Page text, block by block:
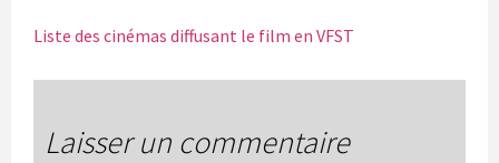
Liste des cinémas diffusant le film en VFST
Laisser un commentaire